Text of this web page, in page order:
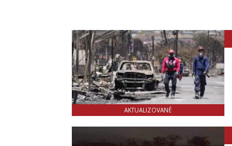
AKTUALIZOVANÉ